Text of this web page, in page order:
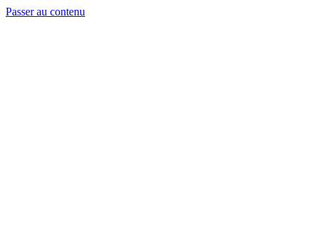
Passer au contenu